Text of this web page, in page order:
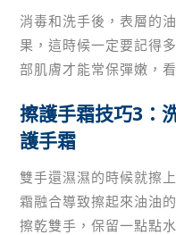
消毒和洗手後，表層的
果，這時候一定要記得
部肌膚才能常保彈嫩，
擦護手霜技巧3：
護手霜
雙手還濕濕的時候就擦
霜融合導致擦起來油油
擦乾雙手，保留一點點